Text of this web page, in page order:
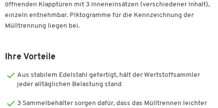
öffnenden Klapptüren mit 3 Inneneinsätzen (verschiedener Inhalt),
einzeln entnehmbar. Piktogramme für die Kennzeichnung der
Mülltrennung liegen bei.
Ihre Vorteile
Aus stabilem Edelstahl gefertigt, hält der Wertstoffsammler
jeder alltäglichen Belastung stand
3 Sammelbehälter sorgen dafür, dass das Mülltrennen leichter